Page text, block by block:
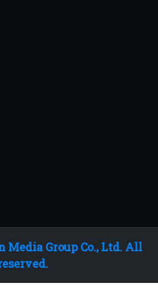
Media Group Co., Ltd. All